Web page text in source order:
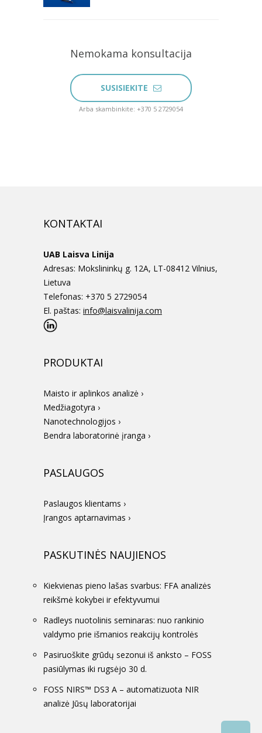
Nemokama konsultacija
SUSISIEKITE
Arba skambinkite: +370 5 2729054
KONTAKTAI
UAB Laisva Linija
Adresas: Mokslininkų g. 12A, LT-08412 Vilnius,
Lietuva
Telefonas: +370 5 2729054
El. paštas: info@laisvalinija.com
PRODUKTAI
Maisto ir aplinkos analizė ›
Medžiagotyra ›
Nanotechnologijos ›
Bendra laboratorinė įranga ›
PASLAUGOS
Paslaugos klientams ›
Įrangos aptarnavimas ›
PASKUTINĖS NAUJIENOS
Kiekvienas pieno lašas svarbus: FFA analizės
reikšmė kokybei ir efektyvumui
Radleys nuotolinis seminaras: nuo rankinio
valdymo prie išmanios reakcijų kontrolės
Pasiruoškite grūdų sezonui iš anksto – FOSS
pasiūlymas iki rugsėjo 30 d.
FOSS NIRS™ DS3 A – automatizuota NIR
analizė Jūsų laboratorijai